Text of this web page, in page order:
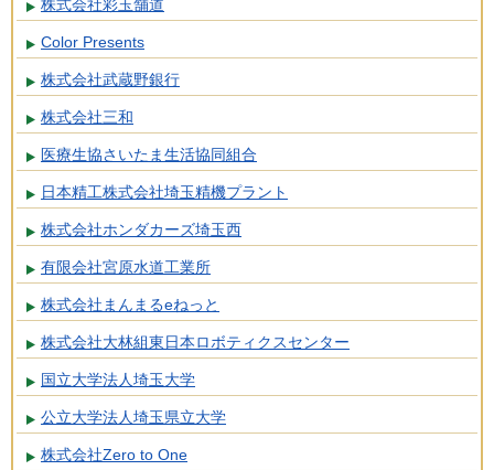
株式会社彩玉舗道
Color Presents
株式会社武蔵野銀行
株式会社三和
医療生協さいたま生活協同組合
日本精工株式会社埼玉精機プラント
株式会社ホンダカーズ埼玉西
有限会社宮原水道工業所
株式会社まんまるeねっと
株式会社大林組東日本ロボティクスセンター
国立大学法人埼玉大学
公立大学法人埼玉県立大学
株式会社Zero to One